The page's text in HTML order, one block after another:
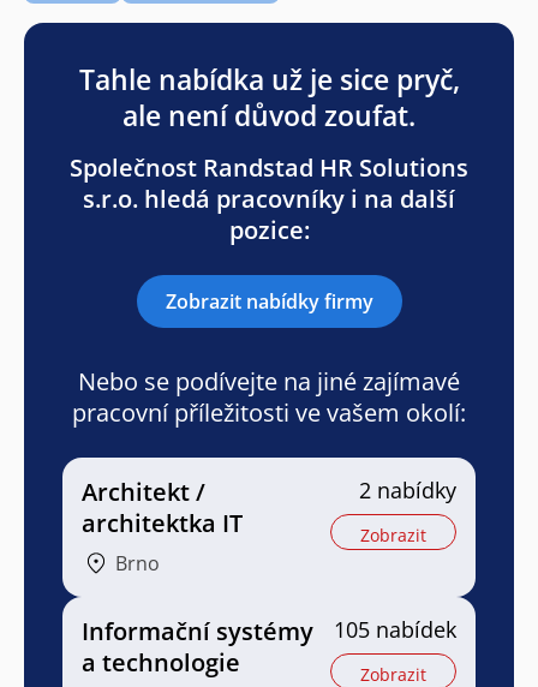
Tahle nabídka už je sice pryč,
ale není důvod zoufat.
Společnost Randstad HR Solutions
s.r.o. hledá pracovníky i na další
pozice:
Zobrazit nabídky firmy
Nebo se podívejte na jiné zajímavé
pracovní příležitosti ve vašem okolí:
Architekt /
architektka IT
Brno
2 nabídky
Zobrazit
Informační systémy
a technologie
105 nabídek
Zobrazit